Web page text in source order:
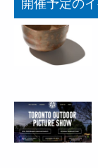
開催予定の